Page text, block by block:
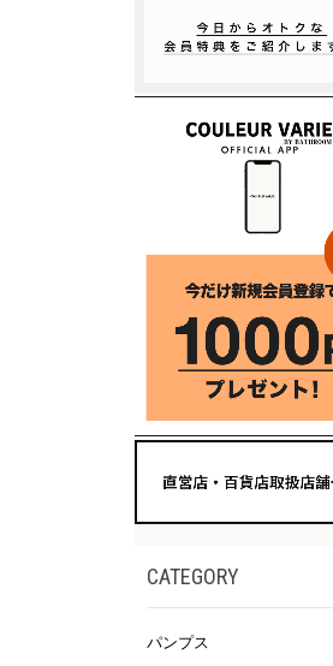
CATEGORY
パンプス